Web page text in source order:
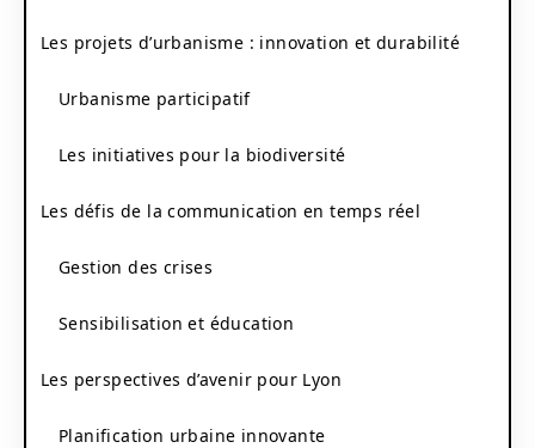
Les projets d’urbanisme : innovation et durabilité
Urbanisme participatif
Les initiatives pour la biodiversité
Les défis de la communication en temps réel
Gestion des crises
Sensibilisation et éducation
Les perspectives d’avenir pour Lyon
Planification urbaine innovante